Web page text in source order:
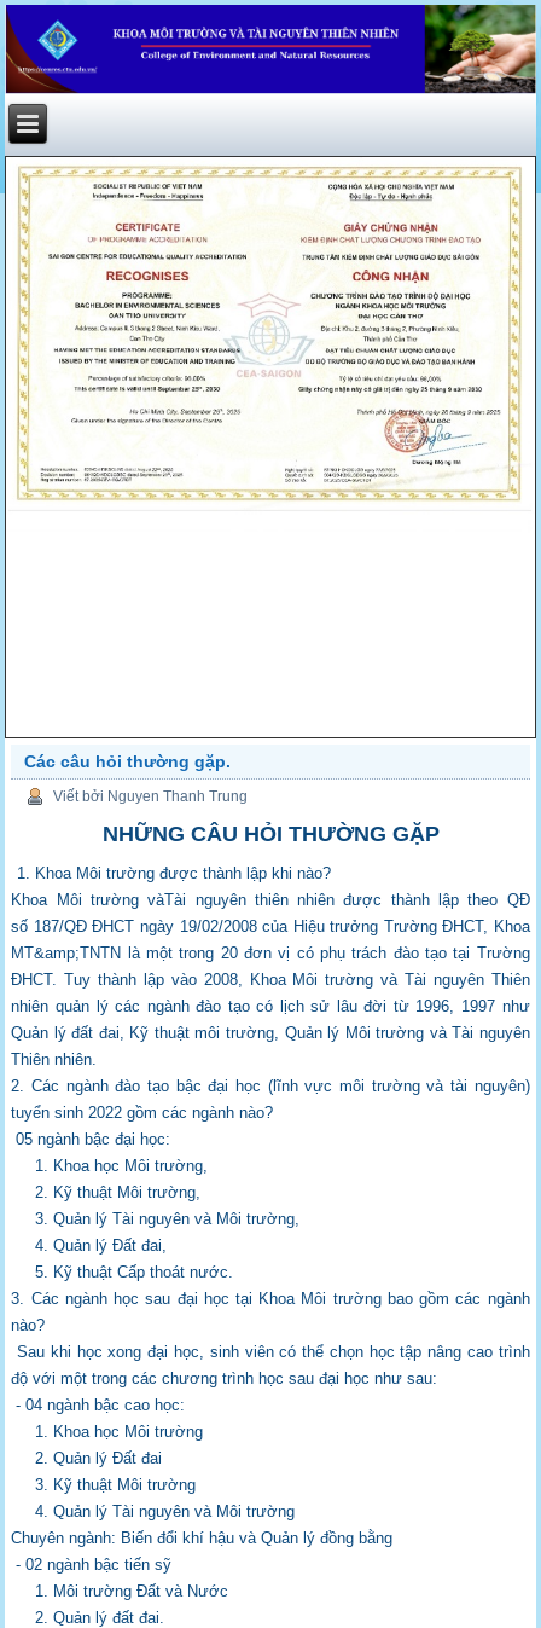
Các câu hỏi thường gặp.
Viết bởi Nguyen Thanh Trung
NHỮNG CÂU HỎI THƯỜNG GẶP
1. Khoa Môi trường được thành lập khi nào?
Khoa Môi trường vàTài nguyên thiên nhiên được thành lập theo QĐ
số 187/QĐ ĐHCT ngày 19/02/2008 của Hiệu trưởng Trường ĐHCT, Khoa
MT&amp;TNTN là một trong 20đơn vị có phụ trách đào tạo tại Trường
ĐHCT. Tuy thành lập vào 2008, Khoa Môi trườngvà Tài nguyên Thiên
nhiên quản lý các ngành đào tạo có lịch sử lâu đời từ 1996, 1997 như
Quản lý đất đai, Kỹ thuật môi trường, Quản lý Môi trường và Tài nguyên
Thiênnhiên.
2. Các ngành đào tạo bậc đại học (lĩnh vực môi trường và tài nguyên)
tuyển sinh 2022 gồm các ngành nào?
05 ngành bậc đại học:
1. Khoa học Môi trường,
2. Kỹ thuật Môi trường,
3. Quản lý Tài nguyên và Môi trường,
4. Quản lý Đất đai,
5. Kỹ thuật Cấp thoát nước.
3. Các ngành học sau đại học tại Khoa Môi trường bao gồm các ngành
nào?
Sau khi học xong đại học, sinh viên có thể chọn học tập nâng cao trình
độ với một trongcác chương trình học sau đại học như sau:
- 04 ngành bậc cao học:
1. Khoa học Môi trường
2. Quản lý Đất đai
3. Kỹ thuật Môi trường
4. Quản lý Tài nguyên và Môi trường
Chuyên ngành: Biến đổi khí hậu và Quản lý đồng bằng
- 02 ngành bậc tiến sỹ
1. Môi trường Đất và Nước
2. Quản lý đất đai.